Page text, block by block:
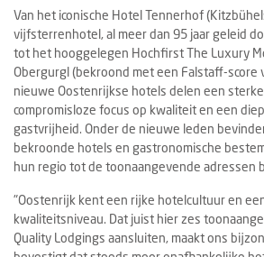
Van het iconische Hotel Tennerhof
vijfsterrenhotel, al meer dan 95 jaar geleid
tot het hooggelegen Hochfirst The Luxury
Obergurgl (bekroond met een Falstaff-score
nieuwe Oostenrijkse hotels delen een
compromisloze focus op kwaliteit en een
gastvrijheid. Onder de nieuwe leden
bekroonde hotels en gastronomische
hun regio tot de toonaangevende adressen
"Oostenrijk kent een rijke hotelcultuur en
kwaliteitsniveau. Dat juist hier zes
Quality Lodgings aansluiten, maakt ons